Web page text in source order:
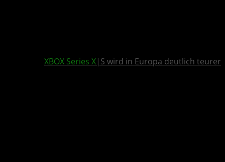
XBOX Series X|S wird in Europa deutlich teurer